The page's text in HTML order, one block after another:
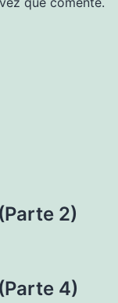
2)
4)